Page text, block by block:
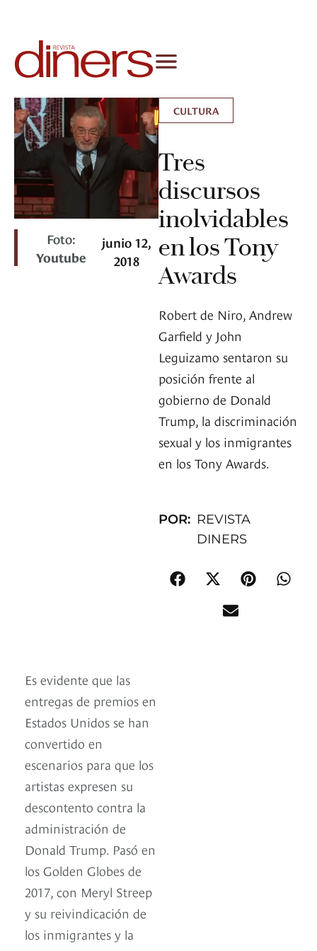
Foto:
Youtube
junio 12,
2018
CULTURA
Tres
discursos
inolvidables
en los Tony
Awards
Robert de Niro, Andrew
Garfield y John
Leguizamo sentaron su
posición frente al
gobierno de Donald
Trump, la discriminación
sexual y los inmigrantes
en los Tony Awards.
POR: REVISTA
DINERS
Es evidente que las
entregas de premios en
Estados Unidos se han
convertido en
escenarios para que los
artistas expresen su
descontento contra la
administración de
Donald Trump. Pasó en
los Golden Globes de
2017, con Meryl Streep
y su reivindicación de
los inmigrantes y la